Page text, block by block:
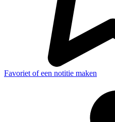
Favoriet of een notitie maken